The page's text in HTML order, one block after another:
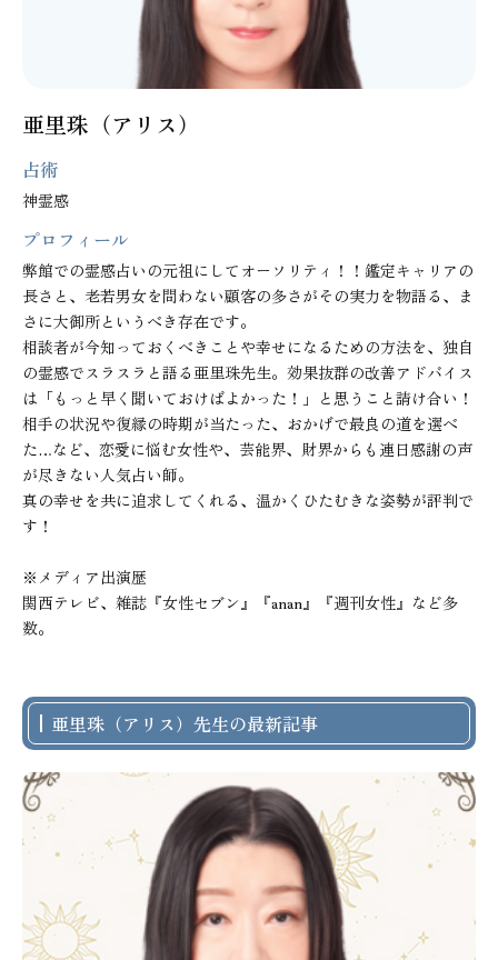
亜里珠（アリス）
占術
神霊感
プロフィール
弊館での霊感占いの元祖にしてオーソリティ！！鑑定キャリアの
長さと、老若男女を問わない顧客の多さがその実力を物語る、ま
さに大御所というべき存在です。
相談者が今知っておくべきことや幸せになるための方法を、独自
の霊感でスラスラと語る亜里珠先生。効果抜群の改善アドバイス
は「もっと早く聞いておけばよかった！」と思うこと請け合い！
相手の状況や復縁の時期が当たった、おかげで最良の道を選べ
た…など、恋愛に悩む女性や、芸能界、財界からも連日感謝の声
が尽きない人気占い師。
真の幸せを共に追求してくれる、温かくひたむきな姿勢が評判で
す！
※メディア出演歴
関西テレビ、雑誌『女性セブン』『anan』『週刊女性』など多
数。
亜里珠（アリス）先生の最新記事